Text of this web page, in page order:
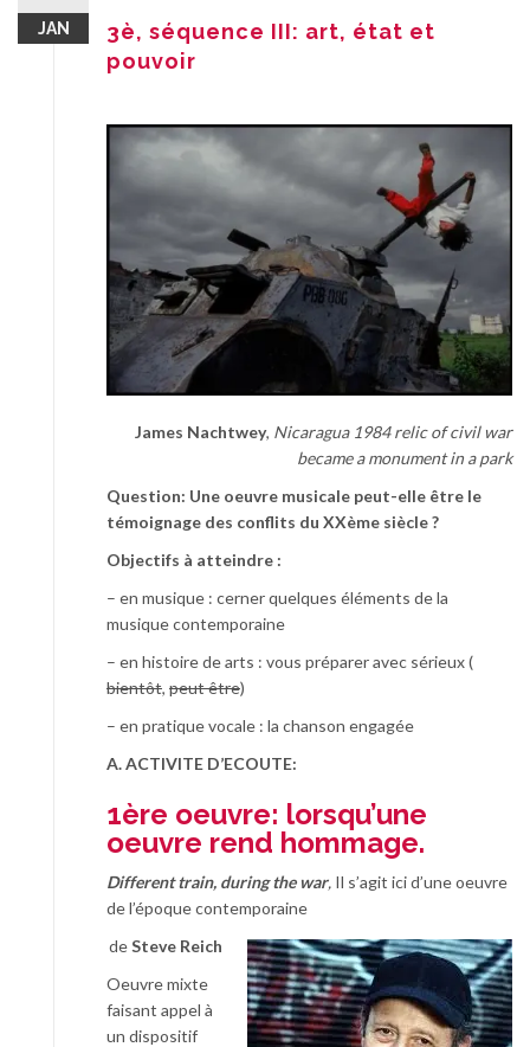
JAN
3è, séquence III: art, état et
pouvoir
James Nachtwey, Nicaragua 1984 relic of civil war
became a monument in a park
Question: Une oeuvre musicale peut-elle être le
témoignage des conflits du XXème siècle ?
Objectifs à atteindre :
– en musique : cerner quelques éléments de la
musique contemporaine
– en histoire de arts : vous préparer avec sérieux (
bientôt, peut être)
– en pratique vocale : la chanson engagée
A. ACTIVITE D’ECOUTE:
1ère oeuvre: lorsqu’une
oeuvre rend hommage.
Different train, during the war, Il s’agit ici d’une oeuvre
de l’époque contemporaine
deSteve Reich
Oeuvre mixte
faisant appel à
un dispositif